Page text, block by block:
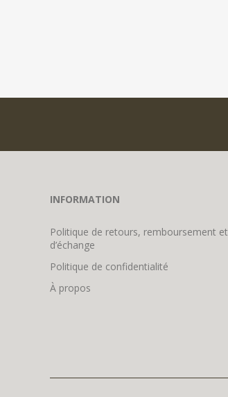
INFORMATION
Politique de retours, remboursement et
d’échange
Politique de confidentialité
À propos